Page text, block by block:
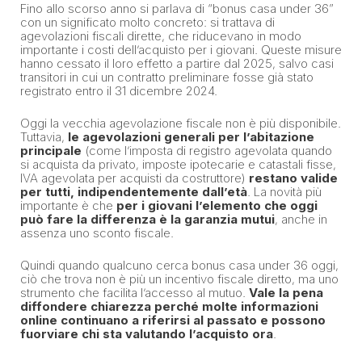
Fino allo scorso anno si parlava di “bonus casa under 36”
con un significato molto concreto: si trattava di
agevolazioni fiscali dirette, che riducevano in modo
importante i costi dell’acquisto per i giovani. Queste misure
hanno cessato il loro effetto a partire dal 2025, salvo casi
transitori in cui un contratto preliminare fosse già stato
registrato entro il 31 dicembre 2024.
Oggi la vecchia agevolazione fiscale non è più disponibile.
Tuttavia, le agevolazioni generali per l’abitazione
principale (come l’imposta di registro agevolata quando
si acquista da privato, imposte ipotecarie e catastali fisse,
IVA agevolata per acquisti da costruttore) restano valide
per tutti, indipendentemente dall’età. La novità più
importante è che per i giovani l’elemento che oggi
può fare la differenza è la garanzia mutui, anche in
assenza uno sconto fiscale.
Quindi quando qualcuno cerca bonus casa under 36 oggi,
ciò che trova non è più un incentivo fiscale diretto, ma uno
strumento che facilita l’accesso al mutuo. Vale la pena
diffondere chiarezza perché molte informazioni
online continuano a riferirsi al passato e possono
fuorviare chi sta valutando l’acquisto ora.